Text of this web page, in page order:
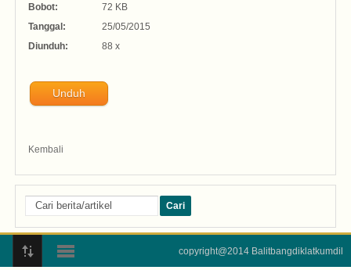
Bobot:
72 KB
Tanggal:
25/05/2015
Diunduh:
88 x
Unduh
Kembali
copyright@2014 Balitbangdiklatkumdil
Lupa Sandi Anda?